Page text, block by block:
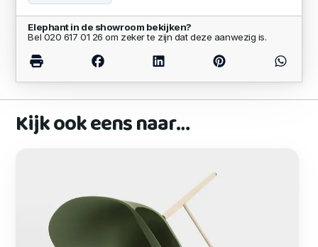
Elephant in de showroom bekijken?
Bel 020 617 01 26 om zeker te zijn dat deze aanwezig is.
Kijk ook eens naar…